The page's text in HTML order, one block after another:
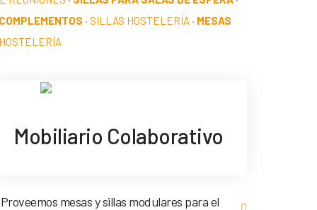
· SILLAS HOSTELERÍA · MESAS
Mobiliario Colaborativo
Proveemos mesas y sillas modulares para el